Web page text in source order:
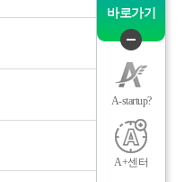
바로가기
퀵
메
뉴
닫
기
A-startup?
A+센터